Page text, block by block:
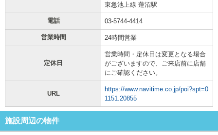
東急池上線 蓮沼駅
電話 03-5744-4414
営業時間 24時間営業
定休日
営業時間・定休日は変更となる場合
がございますので、ご来店前に店舗
にご確認ください。
URL
https://www.navitime.co.jp/poi?spt=0
1151.20855
施設周辺の物件